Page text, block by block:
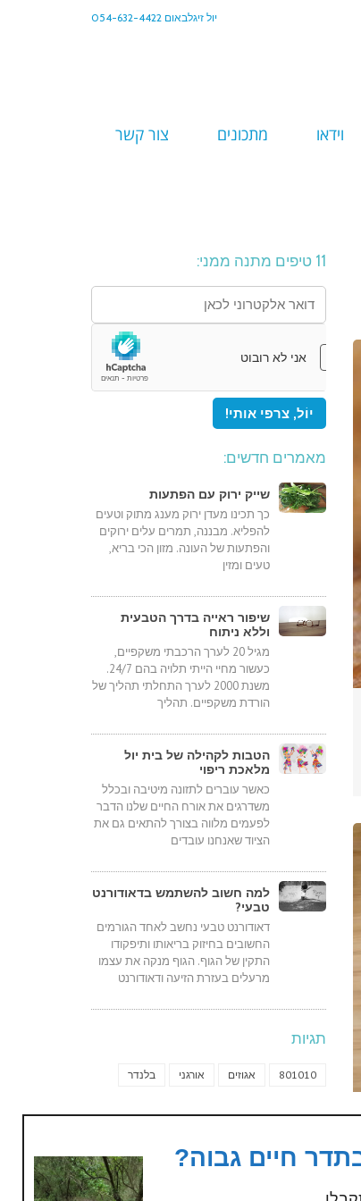
יול זיגלבאום 054-632-4422
וידאו מתכונים צור קשר
11 טיפים מתנה ממני:
מאמרים חדשים:
שייק ירוק עם הפתעות
כך תכינו מעדן ירוק מענג מתוק וטעים
להפליא. מבננה, תמרים עלים ירוקים
והפתעות של העונה. מזון הכי בריא,
טעים ומזין
שיפור ראייה בדרך הטבעית
וללא ניתוח
מגיל 20 לערך הרכבתי משקפיים,
כעשור מחיי הייתי תלויה בהם 24/7.
משנת 2000 לערך התחלתי תהליך של
הורדת משקפיים. תהליך
הטבות לקהילה של בית יול
מלאכת ריפוי
כאשר עוברים לתזונה מיטיבה ובכלל
משדרגים את אורח החיים שלנו הדבר
לפעמים מלווה בצורך להתאים גם את
הציוד שאנחנו עובדים
למה חשוב להשתמש בדאודורנט
טבעי?
דאודורנט טבעי נחשב לאחד הגורמים
החשובים בחיזוק בריאותו ותיפקודו
התקין של הגוף. הגוף מנקה את עצמו
מרעלים בעזרת הזיעה ודאודורנט
תגיות
801010 אגוזים אורגני בלנדר
טבעונאי טבעונות טבעוני טעים
ליקוי ירח
חיים גבוה?